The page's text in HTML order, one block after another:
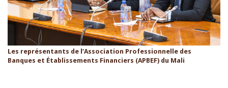
Les représentants de l’Association Professionnelle des
Banques et Établissements Financiers (APBEF) du Mali